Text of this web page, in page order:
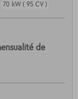
70 kW ( 95 CV )
de